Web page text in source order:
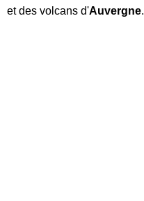
et des volcans d'Auvergne.